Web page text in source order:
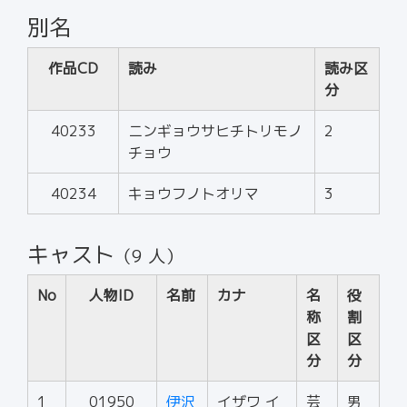
別名
作品CD 読み
読み区
分
40233
ニンギョウサヒチトリモノ
チョウ
2
40234 キョウフノトオリマ 3
キャスト （9 人）
No 人物ID 名前 カナ
名
称
区
分
役
割
区
分
1 01950 伊沢 イザワ イ 芸 男